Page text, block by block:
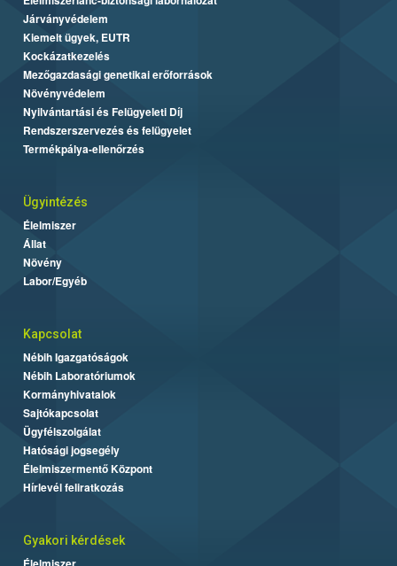
Járványvédelem
Kiemelt ügyek, EUTR
Kockázatkezelés
Mezőgazdasági genetikai erőforrások
Növényvédelem
Nyilvántartási és Felügyeleti Díj
Rendszerszervezés és felügyelet
Termékpálya-ellenőrzés
Ügyintézés
Élelmiszer
Állat
Növény
Labor/Egyéb
Kapcsolat
Nébih Igazgatóságok
Nébih Laboratóriumok
Kormányhivatalok
Sajtókapcsolat
Ügyfélszolgálat
Hatósági jogsegély
Élelmiszermentő Központ
Hírlevél feliratkozás
Gyakori kérdések